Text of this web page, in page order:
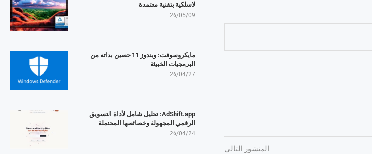
المنشور التالي
لاسلكية بتقنية معتمدة
26/05/09
مايكروسوفت: ويندوز 11 حصين بذاته من
البرمجيات الخبيثة
26/04/27
AdShift.app: تحليل شامل لأداة التسويق
الرقمي المجهولة وخصائصها المحتملة
26/04/24